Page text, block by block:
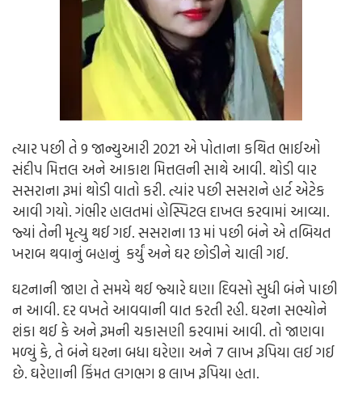
ત્યાર પછી તે 9 જાન્યુઆરી 2021 એ પોતાના કથિત ભાઈઓ
સંદીપ મિત્તલ અને આકાશ મિત્તલની સાથે આવી. થોડી વાર
સસરાના રૂમાં થોડી વાતો કરી. ત્યાંર પછી સસરાને હાર્ટ એટેક
આવી ગયો. ગંભીર હાલતમાં હોસ્પિટલ દાખલ કરવામાં આવ્યા.
જ્યાં તેની મૃત્યુ થઈ ગઈ. સસરાના 13 માં પછી બંને એ તબિયત
ખરાબ થવાનું બહાનું કર્યું અને ઘર છોડીને ચાલી ગઈ.
ઘટનાની જાણ તે સમયે થઈ જ્યારે ઘણા દિવસો સુધી બંને પાછી
ન આવી. દર વખતે આવવાની વાત કરતી રહી. ઘરના સભ્યોને
શંકા થઈ કે અને રૂમની ચકાસણી કરવામાં આવી. તો જાણવા
મળ્યું કે, તે બંને ઘરના બધા ઘરેણા અને 7 લાખ રૂપિયા લઈ ગઈ
છે. ઘરેણાની કિંમત લગભગ 8 લાખ રૂપિયા હતા.